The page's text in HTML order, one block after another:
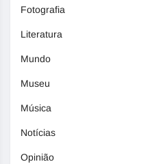
Fotografia
Literatura
Mundo
Museu
Música
Notícias
Opinião